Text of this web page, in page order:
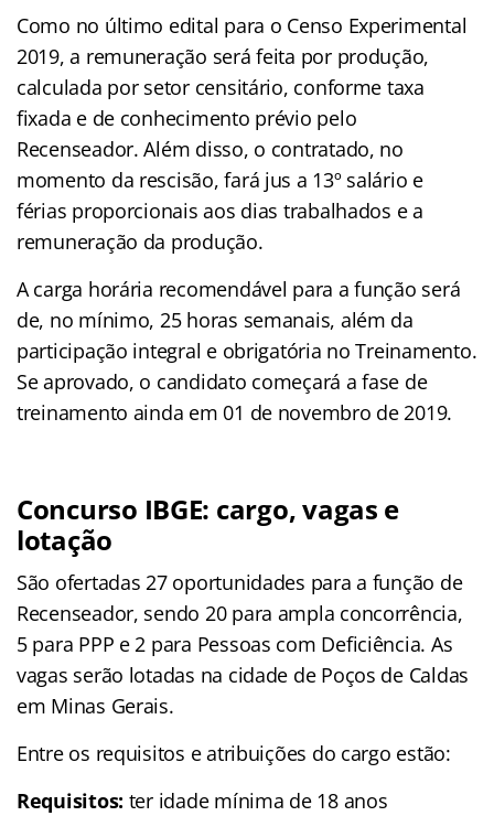
Como no último edital para o Censo Experimental
2019, a remuneração será feita por produção,
calculada por setor censitário, conforme taxa
fixada e de conhecimento prévio pelo
Recenseador. Além disso, o contratado, no
momento da rescisão, fará jus a 13º salário e
férias proporcionais aos dias trabalhados e a
remuneração da produção.
A carga horária recomendável para a função será
de, no mínimo, 25 horas semanais, além da
participação integral e obrigatória no Treinamento.
Se aprovado, o candidato começará a fase de
treinamento ainda em 01 de novembro de 2019.
Concurso IBGE: cargo, vagas e
lotação
São ofertadas 27 oportunidades para a função de
Recenseador, sendo 20 para ampla concorrência,
5 para PPP e 2 para Pessoas com Deficiência. As
vagas serão lotadas na cidade de Poços de Caldas
em Minas Gerais.
Entre os requisitos e atribuições do cargo estão:
Requisitos: ter idade mínima de 18 anos